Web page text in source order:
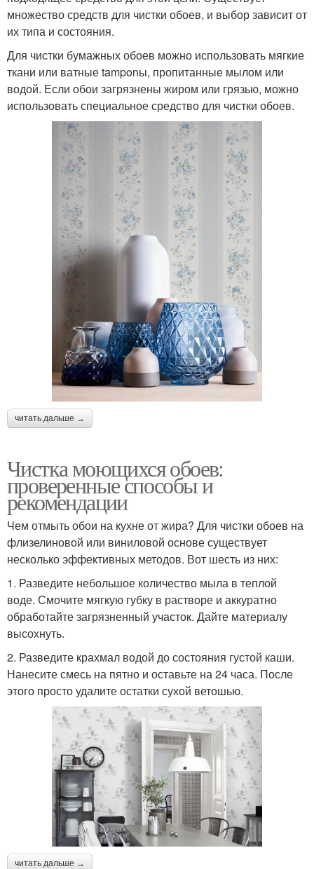
множество средств для чистки обоев, и выбор зависит от
их типа и состояния.
Для чистки бумажных обоев можно использовать мягкие
ткани или ватные tamponы, пропитанные мылом или
водой. Если обои загрязнены жиром или грязью, можно
использовать специальное средство для чистки обоев.
читать дальше →
Чистка моющихся обоев:
проверенные способы и
рекомендации
Чем отмыть обои на кухне от жира? Для чистки обоев на
флизелиновой или виниловой основе существует
несколько эффективных методов. Вот шесть из них:
1. Разведите небольшое количество мыла в теплой
воде. Смочите мягкую губку в растворе и аккуратно
обработайте загрязненный участок. Дайте материалу
высохнуть.
2. Разведите крахмал водой до состояния густой каши.
Нанесите смесь на пятно и оставьте на 24 часа. После
этого просто удалите остатки сухой ветошью.
читать дальше →